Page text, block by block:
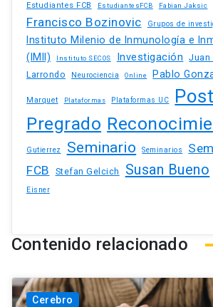
Estudiantes FCB EstudiantesFCB Fabian Jaksic
Francisco Bozinovic Grupos de
Instituto Milenio de Inmunología e
(IMII)
Instituto SECOS Investigación Juan
Larrondo
Neurociencia Online Pablo
Marquet Plataformas Plataformas UC
Pregrado
Gutierrez Seminario Seminarios
FCB
Stefan Gelcich Susan Bueno
Eisner
Contenido relacionado
Cerebro